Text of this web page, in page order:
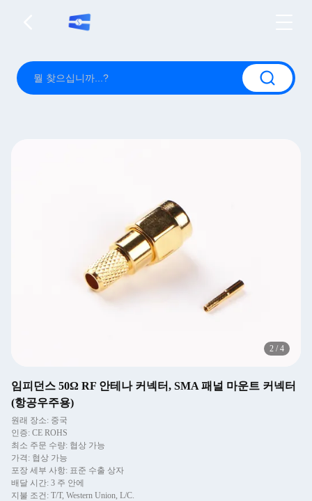
2 / 4
임피던스 50Ω RF 안테나 커넥터, SMA 패널 마운트 커넥터
(항공우주용)
원래 장소: 중국
인증: CE ROHS
최소 주문 수량: 협상 가능
가격: 협상 가능
포장 세부 사항: 표준 수출 상자
배달 시간: 3 주 안에
지불 조건: T/T, Western Union, L/C.